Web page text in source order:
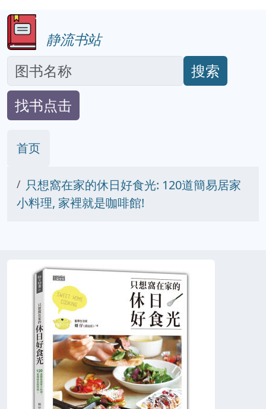
静流书站
搜索
找书点击
首页
只想窩在家的休日好食光: 120道簡易居家
小料理, 家裡就是咖啡館!